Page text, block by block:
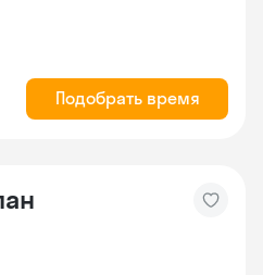
Подобрать время